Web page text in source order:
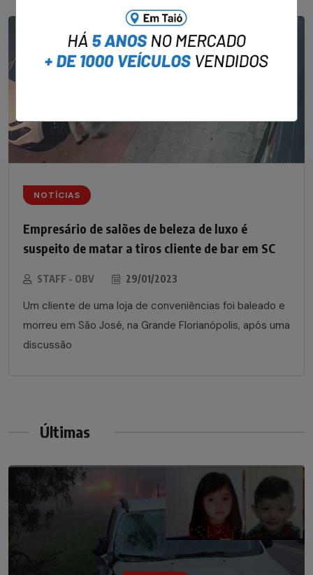
NOTÍCIAS
Empresário de salões de beleza de luxo é
suspeito de matar a tiros cliente de bar em SC
STAFF - OBV 29/01/2023
Um cliente de uma loja de conveniências foi baleado e
morreu em São José, na Grande Florianópolis, após uma
discussão
Últimas